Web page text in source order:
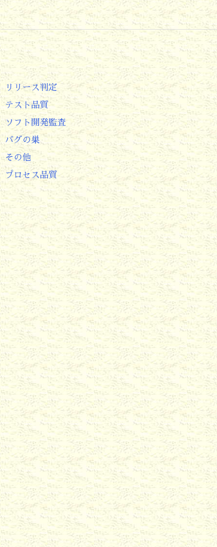
リリース判定
テスト品質
ソフト開発監査
バグの巣
その他
プロセス品質